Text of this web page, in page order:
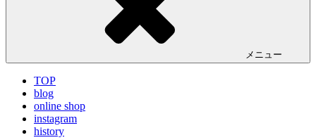
メニュー
TOP
blog
online shop
instagram
history